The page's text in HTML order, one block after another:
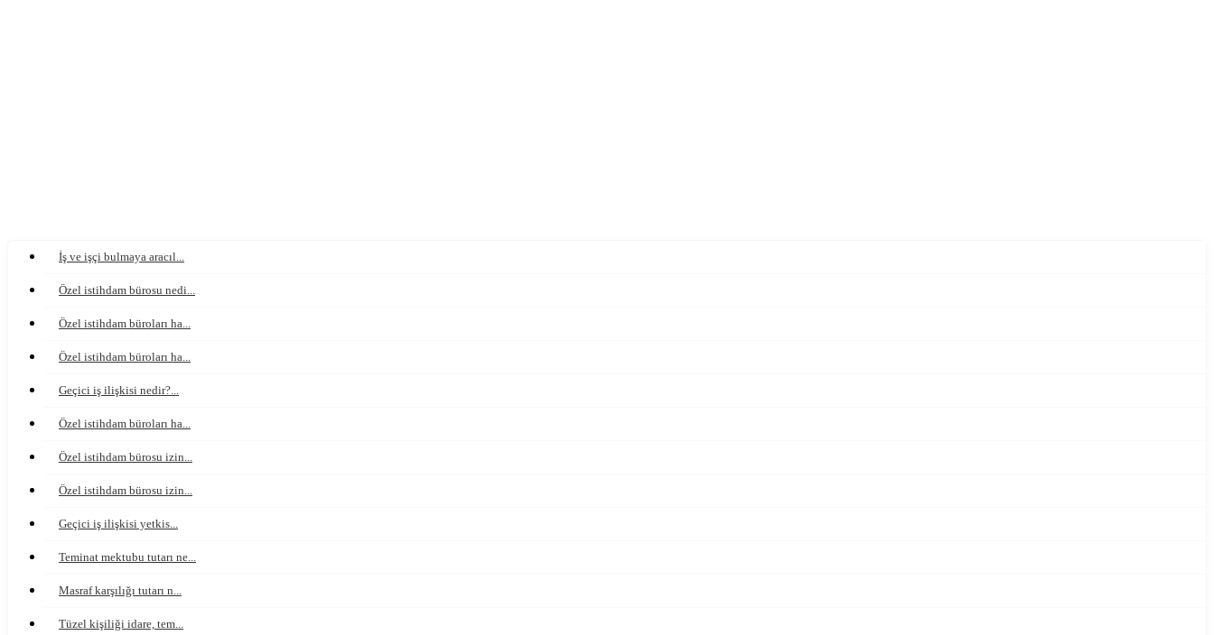
İş ve işçi bulmaya aracıl...
Özel istihdam bürosu nedi...
Özel istihdam büroları ha...
Özel istihdam büroları ha...
Geçici iş ilişkisi nedir?...
Özel istihdam büroları ha...
Özel istihdam bürosu izin...
Özel istihdam bürosu izin...
Geçici iş ilişkisi yetkis...
Teminat mektubu tutarı ne...
Masraf karşılığı tutarı n...
Tüzel kişiliği idare, tem...